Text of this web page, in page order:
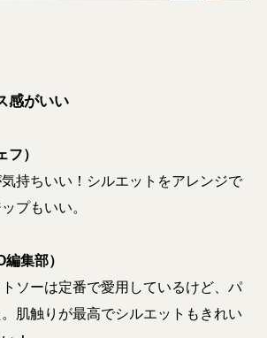
感がいい
フ）
持ちいい！シルエットをアレンジで
プもいい。
集部）
ソーは定番で愛用しているけど、パ
肌触りが最高でシルエットもきれい